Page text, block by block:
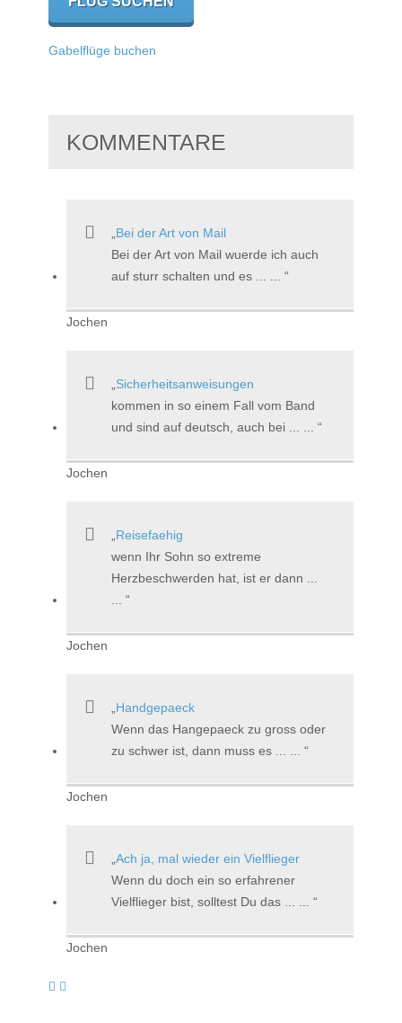
Gabelflüge buchen
KOMMENTARE
Bei der Art von Mail
Bei der Art von Mail wuerde ich auch
auf sturr schalten und es ... ...
Jochen
Sicherheitsanweisungen
kommen in so einem Fall vom Band
und sind auf deutsch, auch bei ... ...
Jochen
Reisefaehig
wenn Ihr Sohn so extreme
Herzbeschwerden hat, ist er dann ...
Jochen
Handgepaeck
Wenn das Hangepaeck zu gross oder
zu schwer ist, dann muss es ... ...
Jochen
Ach ja, mal wieder ein Vielflieger
Wenn du doch ein so erfahrener
Vielflieger bist, solltest Du das ... ...
Jochen